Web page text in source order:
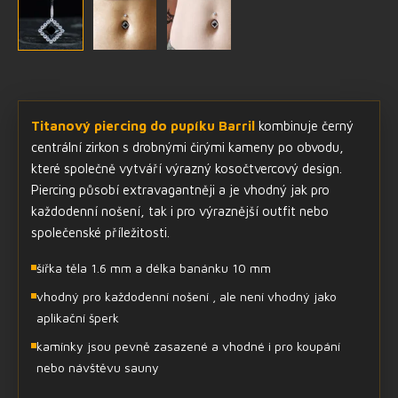
Titanový piercing do pupíku Barril kombinuje černý
centrální zirkon s drobnými čirými kameny po obvodu,
které společně vytváří výrazný kosočtvercový design.
Piercing působí extravagantněji a je vhodný jak pro
každodenní nošení, tak i pro výraznější outfit nebo
společenské příležitosti.
šířka těla 1.6 mm a délka banánku 10 mm
vhodný pro každodenní nošení , ale není vhodný jako
aplikační šperk
kamínky jsou pevně zasazené a vhodné i pro koupání
nebo návštěvu sauny